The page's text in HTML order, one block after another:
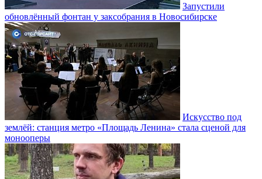
Запустили
обновлённый фонтан у заксобрания в Новосибирске
Искусство под
землёй: станция метро «Площадь Ленина» стала сценой для
монооперы